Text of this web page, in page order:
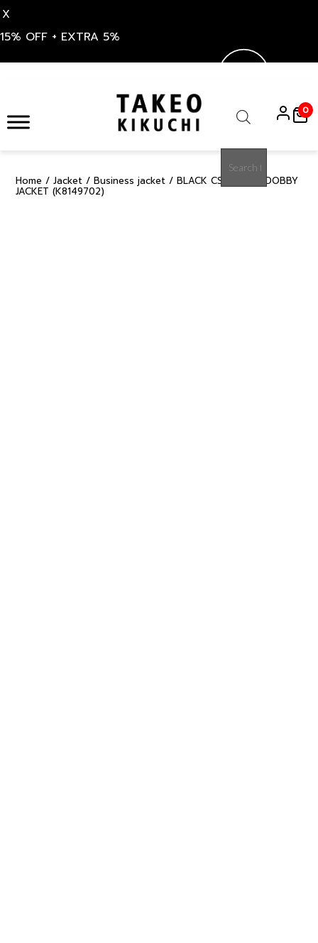
X
15% OFF + EXTRA 5%
content
search
0
Home / Jacket / Business jacket / BLACK CS MOVEIT DOBBY
JACKET (K8149702)
50%